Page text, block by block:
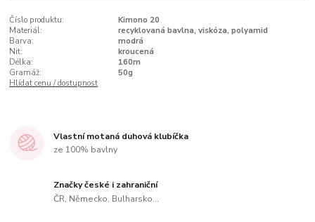
Číslo produktu:
Kimono 20
Materiál:
recyklovaná bavlna, viskóza, polyamid
Barva:
modrá
Nit:
kroucená
Délka:
160m
Gramáž:
50g
Hlídat cenu / dostupnost
Vlastní motaná duhová klubíčka
ze 100% bavlny
Značky české i zahraniční
ČR, Německo, Bulharsko...